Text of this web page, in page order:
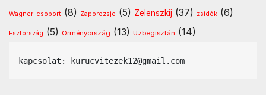
Wagner-csoport (8) Zaporozsje (5) Zelenszkij (37) zsidók (6)
Észtország (5) Örményország (13) Üzbegisztán (14)
kapcsolat: kurucvitezek12@gmail.com